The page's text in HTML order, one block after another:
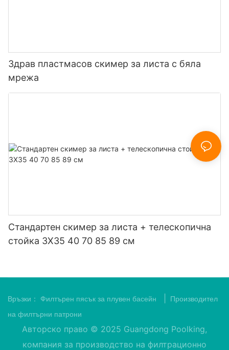
Здрав пластмасов скимер за листа с бяла
мрежа
Стандартен скимер за листа + телескопична
стойка 3X35 40 70 85 89 см
Връзки： Филтърен пясък за плувен басейн
Производител
на филтърни патрони
Авторско право © 2025 Guangdong Poolking,
компания за производство на филтрационно